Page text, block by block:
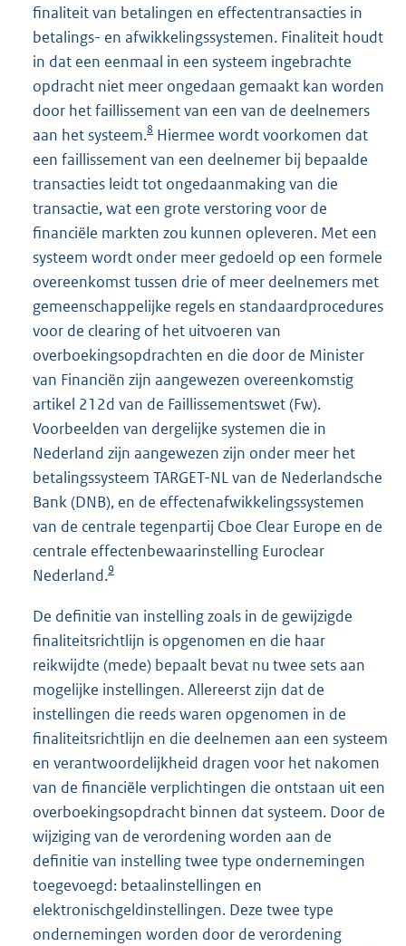
finaliteit van betalingen en effectentransacties in
betalings- en afwikkelingssystemen. Finaliteit houdt
in dat een eenmaal in een systeem ingebrachte
opdracht niet meer ongedaan gemaakt kan worden
door het faillissement van een van de deelnemers
aan het systeem.8 Hiermee wordt voorkomen dat
een faillissement van een deelnemer bij bepaalde
transacties leidt tot ongedaanmaking van die
transactie, wat een grote verstoring voor de
financiële markten zou kunnen opleveren. Met een
systeem wordt onder meer gedoeld op een formele
overeenkomst tussen drie of meer deelnemers met
gemeenschappelijke regels en standaardprocedures
voor de clearing of het uitvoeren van
overboekingsopdrachten en die door de Minister
van Financiën zijn aangewezen overeenkomstig
artikel 212d van de Faillissementswet (Fw).
Voorbeelden van dergelijke systemen die in
Nederland zijn aangewezen zijn onder meer het
betalingssysteem TARGET-NL van de Nederlandsche
Bank (DNB), en de effectenafwikkelingssystemen
van de centrale tegenpartij Cboe Clear Europe en de
centrale effectenbewaarinstelling Euroclear
Nederland.9
De definitie van instelling zoals in de gewijzigde
finaliteitsrichtlijn is opgenomen en die haar
reikwijdte (mede) bepaalt bevat nu twee sets aan
mogelijke instellingen. Allereerst zijn dat de
instellingen die reeds waren opgenomen in de
finaliteitsrichtlijn en die deelnemen aan een systeem
en verantwoordelijkheid dragen voor het nakomen
van de financiële verplichtingen die ontstaan uit een
overboekingsopdracht binnen dat systeem. Door de
wijziging van de verordening worden aan de
definitie van instelling twee type ondernemingen
toegevoegd: betaalinstellingen en
elektronischgeldinstellingen. Deze twee type
ondernemingen worden door de verordening